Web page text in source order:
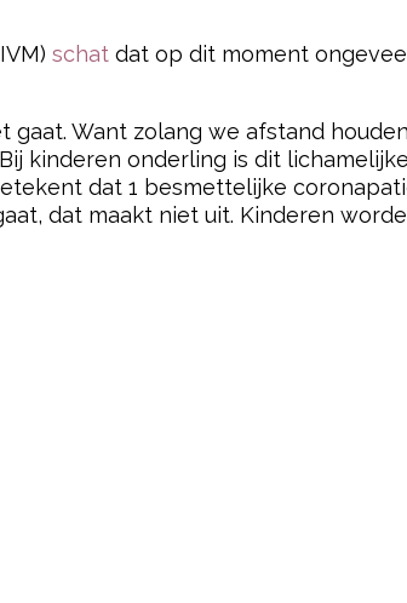
schat dat op dit moment
Want zolang we afstand
kinderen onderling is dit
dat 1 besmettelijke
dat maakt niet uit. Kinderen